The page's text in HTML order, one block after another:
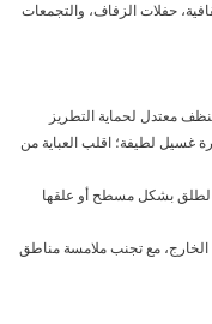
حفلات الزفاف، والتجمعات
معتدل لحماية التطريز
لطيفة؛ اقلب العباية من
الطلق بشكل مسطح أو علقها
مع تجنب ملامسة مناطق